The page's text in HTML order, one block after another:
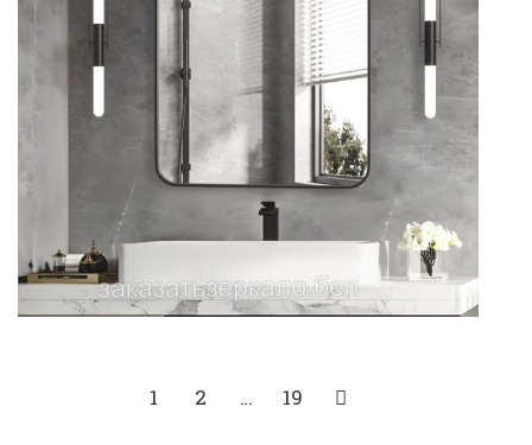
Зеркало для ванной с
закругленными углами
1 2 … 19